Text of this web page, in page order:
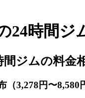
24時間ジ
間ジムの料金
3,278円〜8,580